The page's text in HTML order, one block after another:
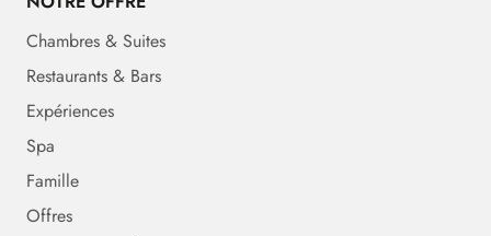
Chambres & Suites
Restaurants & Bars
Expériences
Spa
Famille
Offres